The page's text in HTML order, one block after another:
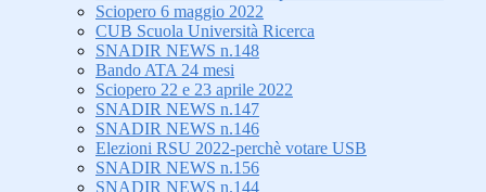
Sciopero 6 maggio 2022
CUB Scuola Università Ricerca
SNADIR NEWS n.148
Bando ATA 24 mesi
Sciopero 22 e 23 aprile 2022
SNADIR NEWS n.147
SNADIR NEWS n.146
Elezioni RSU 2022-perchè votare USB
SNADIR NEWS n.156
SNADIR NEWS n.144